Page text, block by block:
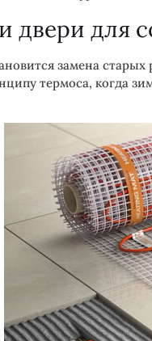
двери для
замена
термоса, когда